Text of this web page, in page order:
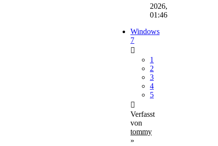
2026,
01:46
Windows
7
1
2
3
4
5
Verfasst
von
tommy
»